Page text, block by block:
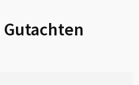
Gutachten